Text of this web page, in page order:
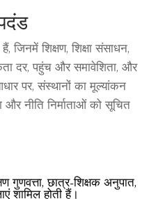
शिक्षण, शिक्षा संसाधन,
दर, पहुंच और समावेशिता, और
पर, संस्थानों का मूल्यांकन
और नीति निर्माताओं को सूचित
गुणवत्ता, छात्र-शिक्षक अनुपात,